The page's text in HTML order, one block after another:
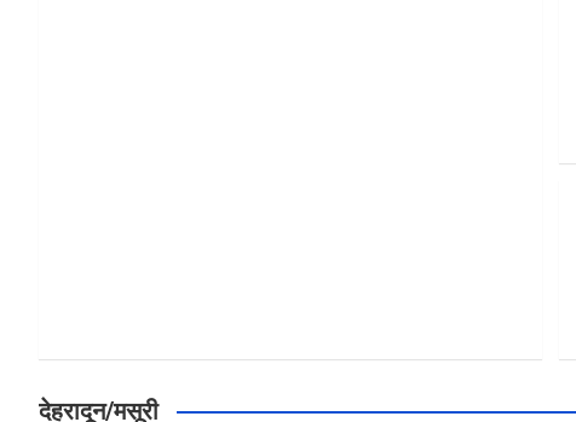
देहरादून/मसूरी